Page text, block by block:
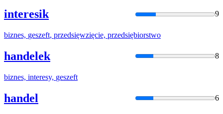
interesik 9
biznes, geszeft, przedsięwzięcie, przedsiębiorstwo
handelek 8
biznes, interesy, geszeft
handel 6